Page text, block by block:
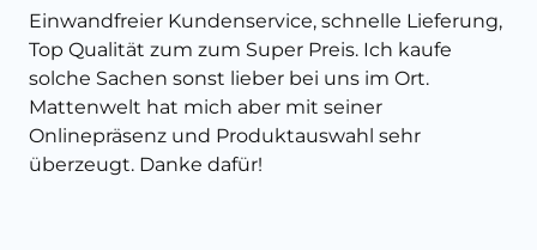
Einwandfreier Kundenservice, schnelle Lieferung,
Top Qualität zum zum Super Preis. Ich kaufe
solche Sachen sonst lieber bei uns im Ort.
Mattenwelt hat mich aber mit seiner
Onlinepräsenz und Produktauswahl sehr
überzeugt. Danke dafür!